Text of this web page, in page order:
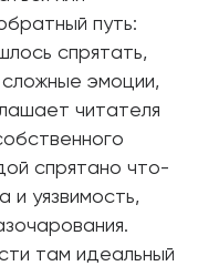
путь:
спрятать,
эмоции,
читателя
спрятано что-
и уязвимость,
там идеальный